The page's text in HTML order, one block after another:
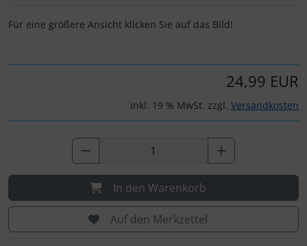
Für eine größere Ansicht klicken Sie auf das Bild!
24,99 EUR
inkl. 19 % MwSt. zzgl. Versandkosten
In den Warenkorb
Auf den Merkzettel